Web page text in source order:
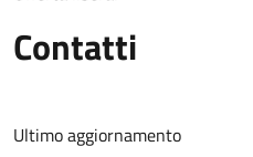
Contatti
Ultimo aggiornamento